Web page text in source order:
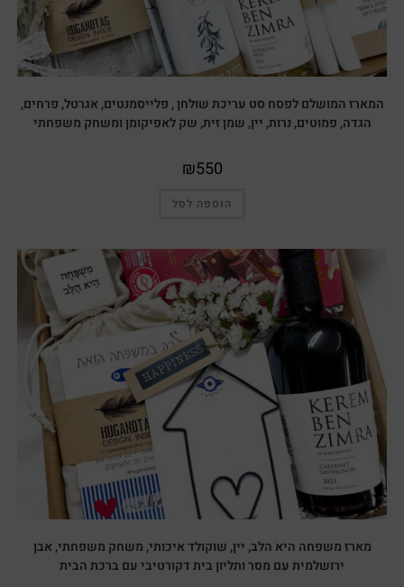
המארז המושלם לפסח סט עריכת שולחן , פלייסמנטים, אגרטל, פרחים,
הגדה, פמוטים, נרות, יין, שמן זית, שק לאפיקומן ומשחק משפחתי
₪550
הוספה לסל
מארז משפחה היא הלב, יין, שוקולד איכותי, משחק משפחתי, אבן
ירושלמית עם מסר ותליון בית דקורטיבי עם ברכת הבית